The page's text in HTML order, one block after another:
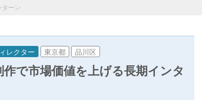
ターン
レクター 東京都 品川区
で市場価値を上げる長期インタ